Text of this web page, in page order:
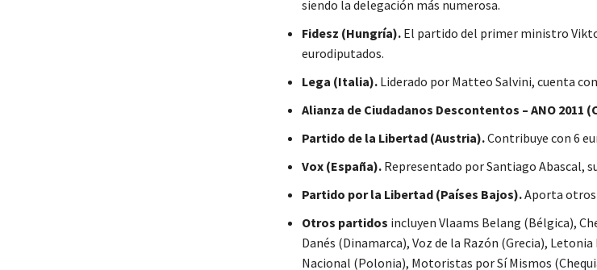
siendo la delegación más numerosa.
Fidesz (Hungría).El partido del primer ministro
eurodiputados.
Lega (Italia).Liderado por Matteo Salvini, cuenta
Alianza de Ciudadanos Descontentos – ANO 2011
Partido de la Libertad (Austria).Contribuye con 6
Vox (España).Representado por Santiago Abascal,
Partido por la Libertad (Países Bajos).Aporta otros
Otros partidos incluyen Vlaams Belang (Bélgica),
Danés (Dinamarca), Voz de la Razón (Grecia),
Nacional (Polonia), Motoristas por Sí Mismos